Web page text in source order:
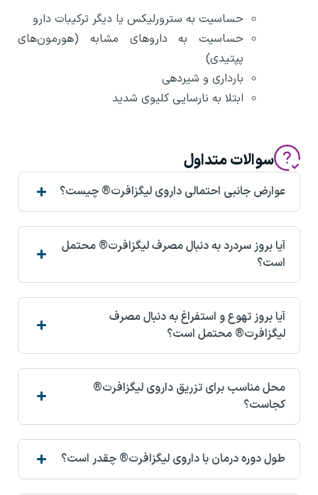
حساسیت به سترورلیکس یا دیگر ترکیبات دارو
حساسیت به داروهای مشابه (هورمون‌های
پپتیدی)
بارداری و شیردهی
ابتلا به نارسایی کلیوی شدید
سوالات متداول
عوارض جانبی احتمالی داروی لیگزافرت® چیست؟
آیا بروز سردرد به دنبال مصرف لیگزافرت® محتمل
است؟
آیا بروز تهوع و استفراغ به دنبال مصرف
لیگزافرت® محتمل است؟
محل مناسب برای تزریق داروی لیگزافرت®
کجاست؟
طول دوره درمان با داروی لیگزافرت® چقدر است؟